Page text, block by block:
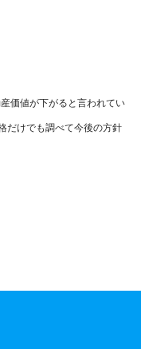
価値が下がると言われてい
だけでも調べて今後の方針